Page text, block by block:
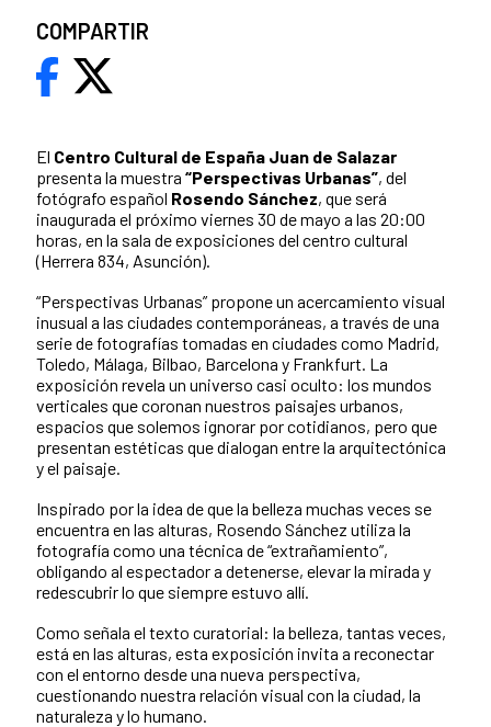
El Centro Cultural de España Juan de Salazar
presenta la muestra “Perspectivas Urbanas”, del
fotógrafo español Rosendo Sánchez, que será
inaugurada el próximo viernes 30 de mayo a las 20:00
horas, en la sala de exposiciones del centro cultural
(Herrera 834, Asunción).
“Perspectivas Urbanas” propone un acercamiento visual
inusual a las ciudades contemporáneas, a través de una
serie de fotografías tomadas en ciudades como Madrid,
Toledo, Málaga, Bilbao, Barcelona y Frankfurt. La
exposición revela un universo casi oculto: los mundos
verticales que coronan nuestros paisajes urbanos,
espacios que solemos ignorar por cotidianos, pero que
presentan estéticas que dialogan entre la arquitectónica
y el paisaje.
Inspirado por la idea de que la belleza muchas veces se
encuentra en las alturas, Rosendo Sánchez utiliza la
fotografía como una técnica de “extrañamiento”,
obligando al espectador a detenerse, elevar la mirada y
redescubrir lo que siempre estuvo allí.
Como señala el texto curatorial: la belleza, tantas veces,
está en las alturas, esta exposición invita a reconectar
con el entorno desde una nueva perspectiva,
cuestionando nuestra relación visual con la ciudad, la
naturaleza y lo humano.
COMPARTIR